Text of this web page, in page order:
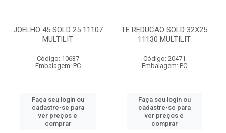
JOELHO 45 SOLD 25 11107
MULTILIT
Código: 10637
Embalagem: PC
Faça seu login ou
cadastre-se para
ver preços e
comprar
TE REDUCAO SOLD 32X25
11130 MULTILIT
Código: 20471
Embalagem: PC
Faça seu login ou
cadastre-se para
ver preços e
comprar